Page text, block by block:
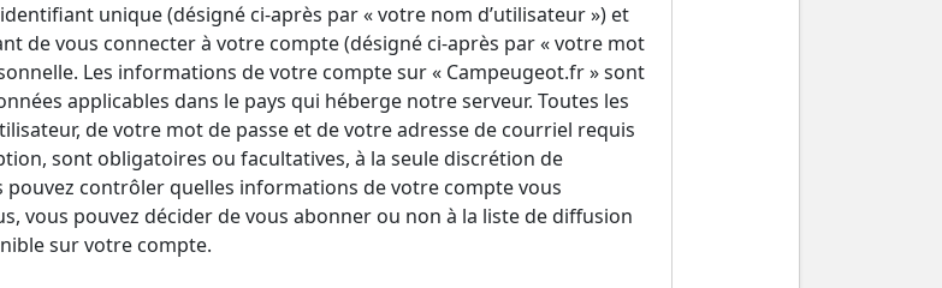
unique (désigné ci-après par « votre nom d’utilisateur ») et
de vous connecter à votre compte (désigné ci-après par « votre mot
Les informations de votre compte sur « Campeugeot.fr » sont
applicables dans le pays qui héberge notre serveur. Toutes les
de votre mot de passe et de votre adresse de courriel requis
sont obligatoires ou facultatives, à la seule discrétion de
pouvez contrôler quelles informations de votre compte vous
vous pouvez décider de vous abonner ou non à la liste de diffusion
sur votre compte.